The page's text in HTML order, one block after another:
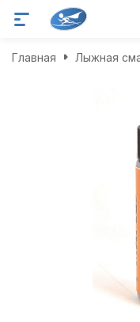
Главная Лыжная